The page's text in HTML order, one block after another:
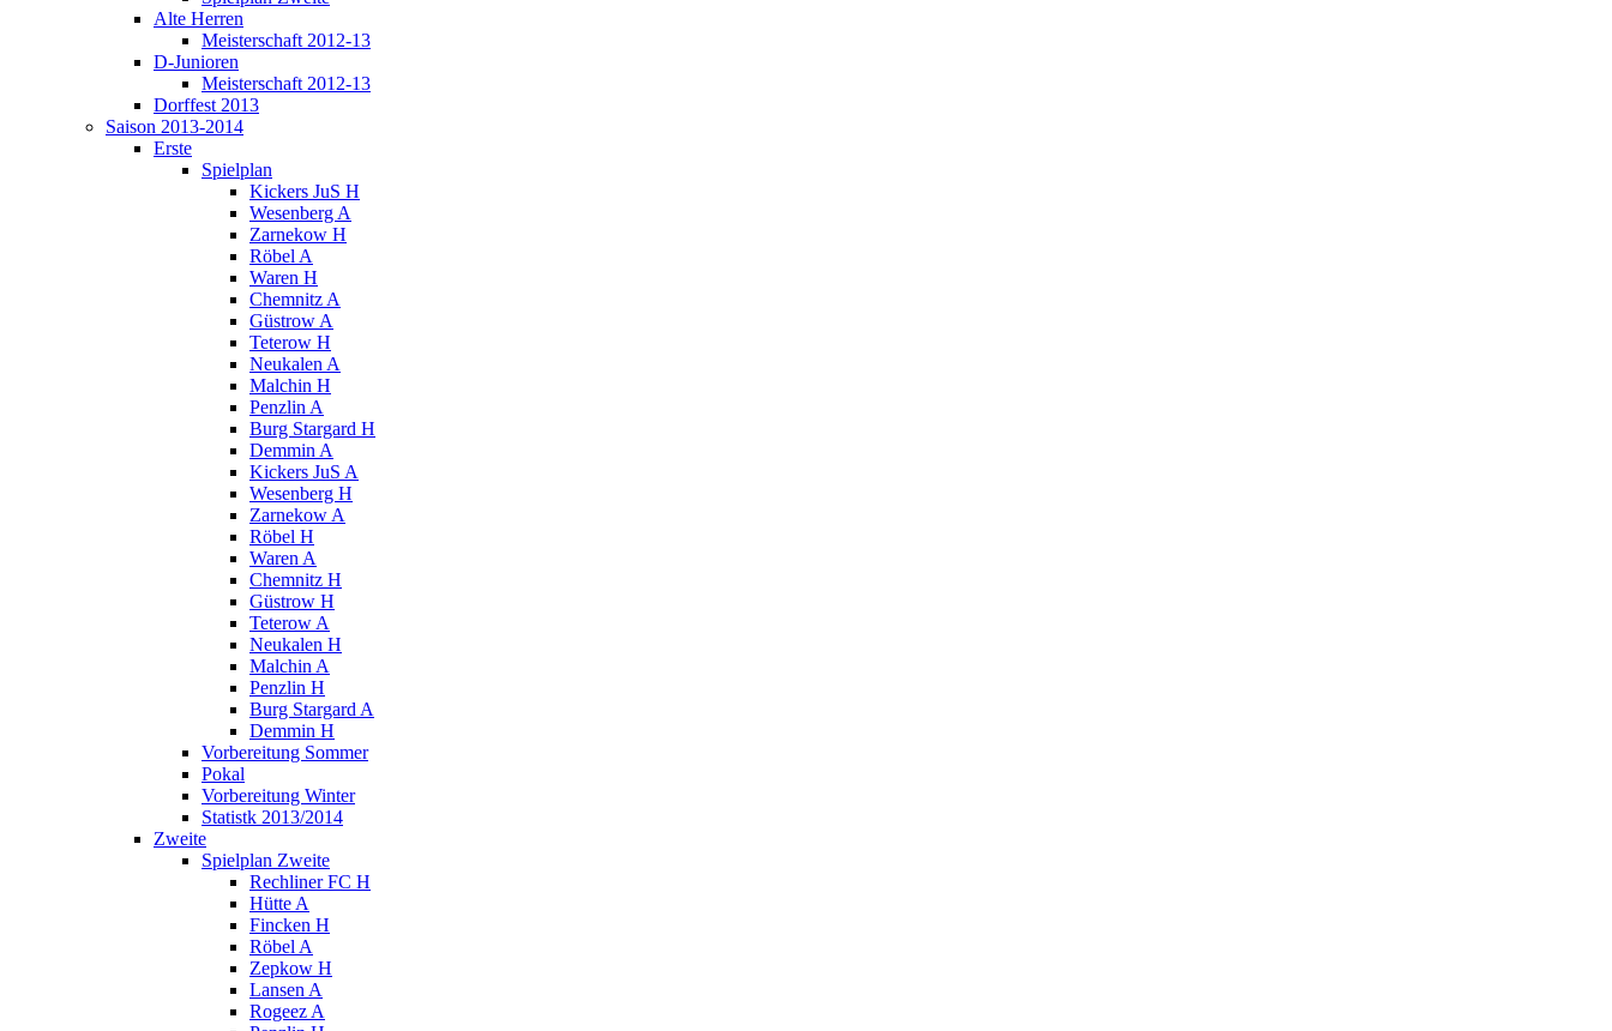
Alte Herren
Meisterschaft 2012-13
D-Junioren
Meisterschaft 2012-13
Dorffest 2013
Saison 2013-2014
Erste
Spielplan
Kickers JuS H
Wesenberg A
Zarnekow H
Röbel A
Waren H
Chemnitz A
Güstrow A
Teterow H
Neukalen A
Malchin H
Penzlin A
Burg Stargard H
Demmin A
Kickers JuS A
Wesenberg H
Zarnekow A
Röbel H
Waren A
Chemnitz H
Güstrow H
Teterow A
Neukalen H
Malchin A
Penzlin H
Burg Stargard A
Demmin H
Vorbereitung Sommer
Pokal
Vorbereitung Winter
Statistk 2013/2014
Zweite
Spielplan Zweite
Rechliner FC H
Hütte A
Fincken H
Röbel A
Zepkow H
Lansen A
Rogeez A